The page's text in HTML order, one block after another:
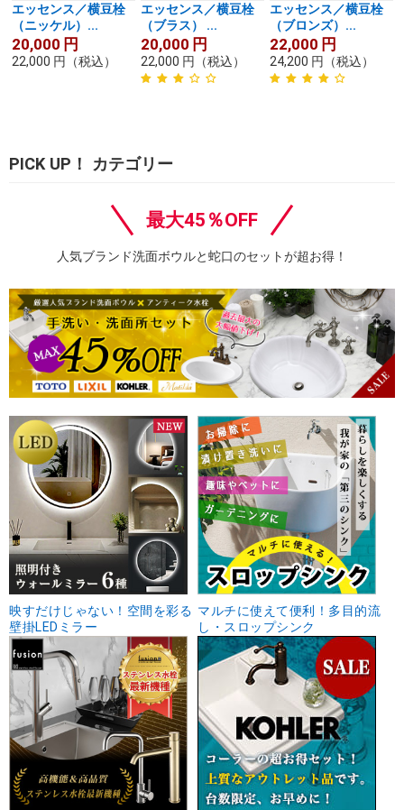
エッセンス／横豆栓
（ニッケル）...
20,000 円
22,000 円 （税込）
エッセンス／横豆栓
（ブラス） ...
20,000 円
22,000 円 （税込）
エッセンス／横豆栓
（ブロンズ）...
22,000 円
24,200 円 （税込）
PICK UP！ カテゴリー
最大45％OFF
人気ブランド洗面ボウルと蛇口のセットが超お得！
映すだけじゃない！空間を彩る
壁掛LEDミラー
マルチに使えて便利！多目的流
し・スロップシンク